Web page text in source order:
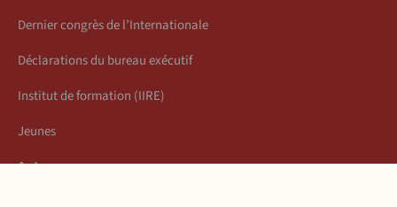
Dernier congrès de l’Internationale
Déclarations du bureau exécutif
Institut de formation (IIRE)
Jeunes
Auteurs